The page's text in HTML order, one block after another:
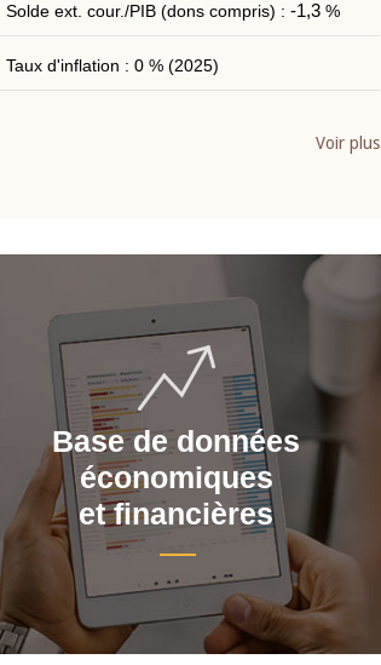
Solde ext. cour./PIB (dons compris) : -1,3%
Taux d'inflation : 0 % (2025)
Voir plus
Base de données
économiques
et financières